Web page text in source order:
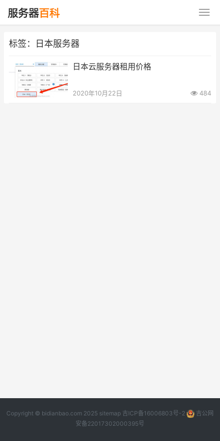
标签：日本服务器
日本云服务器租用价格
2020年10月22日 484
Copyright © bidianbao.com 2025 sitemap 吉ICP备16006803号-2
吉公网
安备22017302000395号